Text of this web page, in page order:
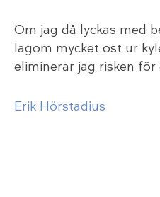
Om jag då lyckas med
lagom mycket ost ur
eliminerar jag risken för
Erik Hörstadius